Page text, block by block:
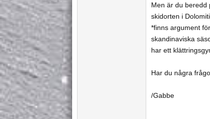
Men är du beredd
skidorten i
*finns argument
skandinaviska
har ett
Har du några
/Gabbe